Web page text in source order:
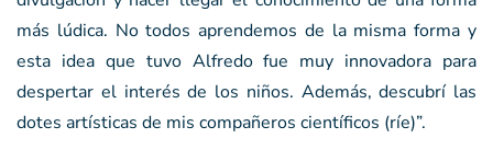
más lúdica. No todos aprendemos de la misma forma y
esta idea que tuvo Alfredo fue muy innovadora para
despertar el interés de los niños. Además, descubrí las
dotes artísticas de mis compañeros científicos (ríe)”.